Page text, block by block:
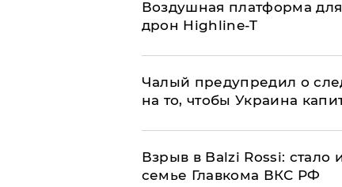
Воздушная платформа
дрон Highline-T
Чалый предупредил о
на то, чтобы Украина
Взрыв в Balzi Rossi: стало
семье Главкома ВКС РФ